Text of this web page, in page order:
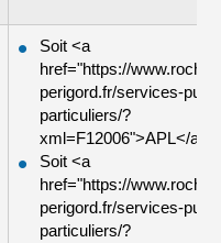
Soit <a
href="https://
perigord.fr/services-
particuliers/?
xml=F12006">APL</a>
Soit <a
href="https://
perigord.fr/services-
particuliers/?